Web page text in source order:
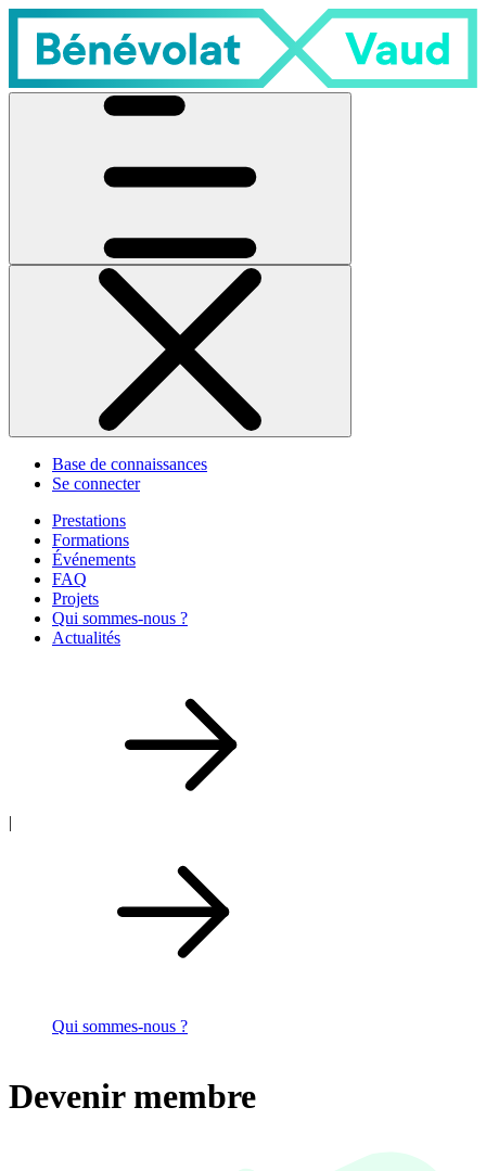
Base de connaissances
Se connecter
Prestations
Formations
Événements
FAQ
Projets
Qui sommes-nous ?
Actualités
|
Qui sommes-nous ?
Devenir membre